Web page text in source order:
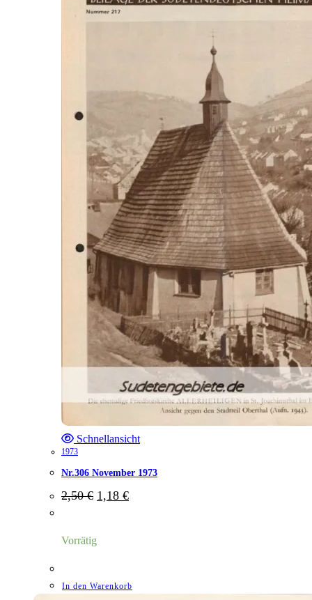
Schnellansicht
1973
Nr.306 November 1973
2,50€ Ursprünglicher
Preis
1,18 €Aktueller
Vorrätig
In den Warenkorb